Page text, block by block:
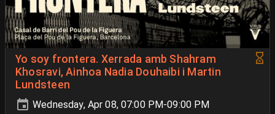
Yo soy frontera. Xerrada amb Shahram
Khosravi, Ainhoa Nadia Douhaibi i Martin
Lundsteen
Wednesday, Apr 08, 07:00 PM-09:00 PM